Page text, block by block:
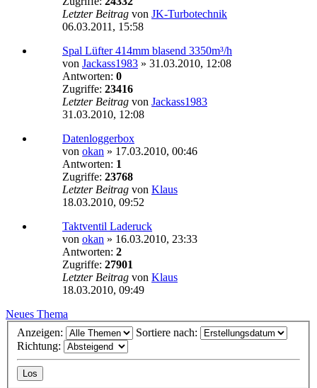
Letzter Beitrag von JK-Turbotechnik
06.03.2011, 15:58
Spal Lüfter 414mm blasend 3350m³/h
von Jackass1983 » 31.03.2010, 12:08
Antworten: 0
Zugriffe: 23416
Letzter Beitrag von Jackass1983
31.03.2010, 12:08
Datenloggerbox
von okan » 17.03.2010, 00:46
Antworten: 1
Zugriffe: 23768
Letzter Beitrag von Klaus
18.03.2010, 09:52
Taktventil Laderuck
von okan » 16.03.2010, 23:33
Antworten: 2
Zugriffe: 27901
Letzter Beitrag von Klaus
18.03.2010, 09:49
Neues Thema
Anzeigen:
Sortiere nach:
Richtung: